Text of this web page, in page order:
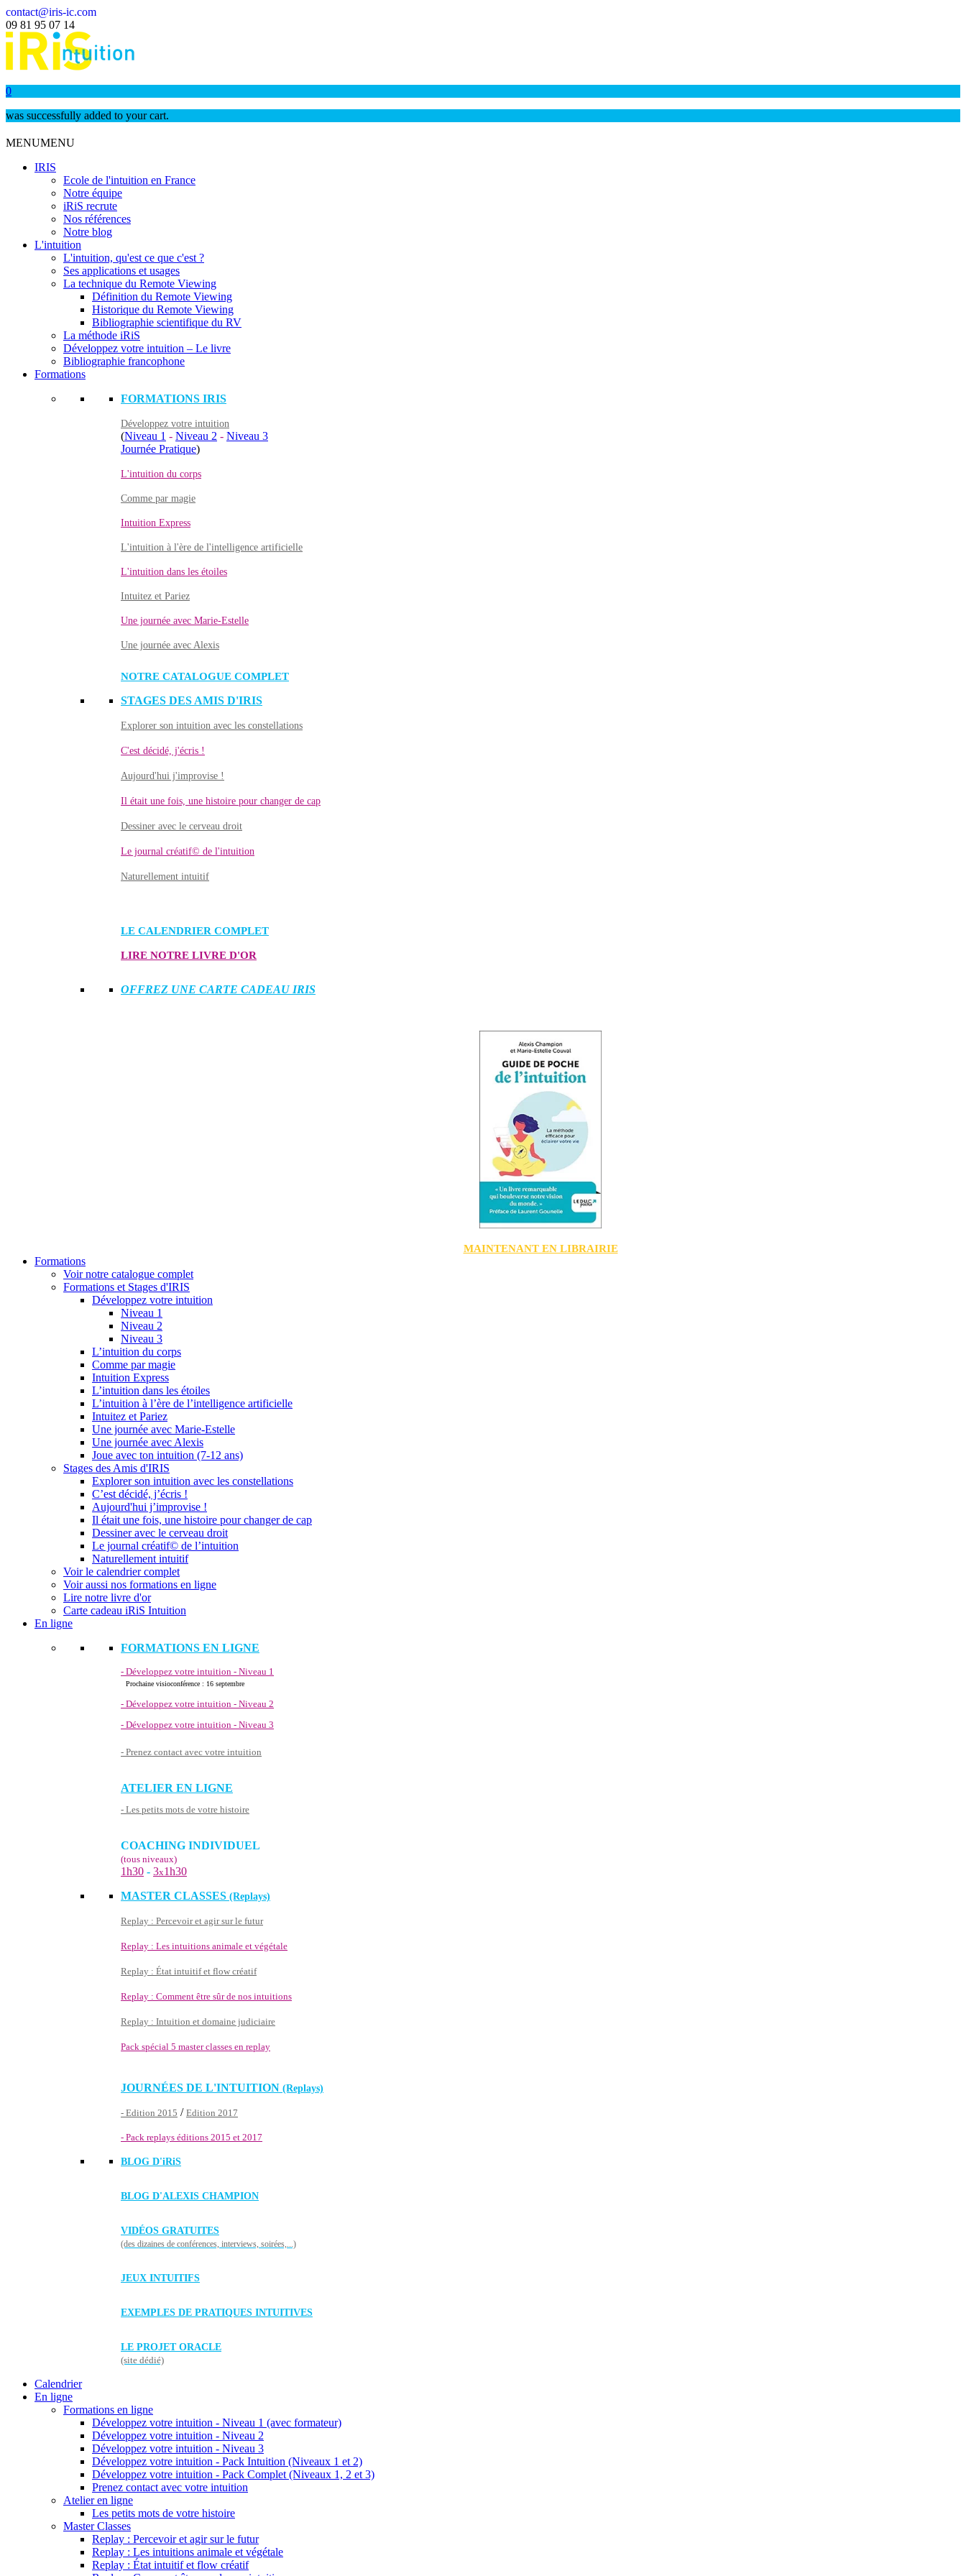
contact@iris-ic.com
09 81 95 07 14
0
was successfully added to your cart.
MENUMENU
IRIS
Ecole de l'intuition en France
Notre équipe
iRiS recrute
Nos références
Notre blog
L'intuition
L'intuition, qu'est ce que c'est ?
Ses applications et usages
La technique du Remote Viewing
Définition du Remote Viewing
Historique du Remote Viewing
Bibliographie scientifique du RV
La méthode iRiS
Développez votre intuition – Le livre
Bibliographie francophone
Formations
FORMATIONS IRIS
Développez votre intuition
(Niveau 1 - Niveau 2 - Niveau 3
Journée Pratique)
L'intuition du corps
Comme par magie
Intuition Express
L'intuition à l'ère de l'intelligence artificielle
L'intuition dans les étoiles
Intuitez et Pariez
Une journée avec Marie-Estelle
Une journée avec Alexis
NOTRE CATALOGUE COMPLET
STAGES DES AMIS D'IRIS
Explorer son intuition avec les constellations
C'est décidé, j'écris !
Aujourd'hui j'improvise !
Il était une fois, une histoire pour changer de cap
Dessiner avec le cerveau droit
Le journal créatif© de l'intuition
Naturellement intuitif
LE CALENDRIER COMPLET
LIRE NOTRE LIVRE D'OR
OFFREZ UNE CARTE CADEAU IRIS
MAINTENANT EN LIBRAIRIE
Formations
Voir notre catalogue complet
Formations et Stages d'IRIS
Développez votre intuition
Niveau 1
Niveau 2
Niveau 3
L’intuition du corps
Comme par magie
Intuition Express
L’intuition dans les étoiles
L’intuition à l’ère de l’intelligence artificielle
Intuitez et Pariez
Une journée avec Marie-Estelle
Une journée avec Alexis
Joue avec ton intuition (7-12 ans)
Stages des Amis d'IRIS
Explorer son intuition avec les constellations
C’est décidé, j’écris !
Aujourd'hui j’improvise !
Il était une fois, une histoire pour changer de cap
Dessiner avec le cerveau droit
Le journal créatif© de l’intuition
Naturellement intuitif
Voir le calendrier complet
Voir aussi nos formations en ligne
Lire notre livre d'or
Carte cadeau iRiS Intuition
En ligne
FORMATIONS EN LIGNE
- Développez votre intuition - Niveau 1
Prochaine visioconférence : 16 septembre
- Développez votre intuition - Niveau 2
- Développez votre intuition - Niveau 3
- Prenez contact avec votre intuition
ATELIER EN LIGNE
- Les petits mots de votre histoire
COACHING INDIVIDUEL
(tous niveaux)
1h30 - 3x1h30
MASTER CLASSES (Replays)
Replay : Percevoir et agir sur le futur
Replay : Les intuitions animale et végétale
Replay : État intuitif et flow créatif
Replay : Comment être sûr de nos intuitions
Replay : Intuition et domaine judiciaire
Pack spécial 5 master classes en replay
JOURNÉES DE L'INTUITION (Replays)
- Edition 2015 / Edition 2017
- Pack replays éditions 2015 et 2017
BLOG D'iRiS
BLOG D'ALEXIS CHAMPION
VIDÉOS GRATUITES
(des dizaines de conférences, interviews, soirées,...)
JEUX INTUITIFS
EXEMPLES DE PRATIQUES INTUITIVES
LE PROJET ORACLE
(site dédié)
Calendrier
En ligne
Formations en ligne
Développez votre intuition - Niveau 1 (avec formateur)
Développez votre intuition - Niveau 2
Développez votre intuition - Niveau 3
Développez votre intuition - Pack Intuition (Niveaux 1 et 2)
Développez votre intuition - Pack Complet (Niveaux 1, 2 et 3)
Prenez contact avec votre intuition
Atelier en ligne
Les petits mots de votre histoire
Master Classes
Replay : Percevoir et agir sur le futur
Replay : Les intuitions animale et végétale
Replay : État intuitif et flow créatif